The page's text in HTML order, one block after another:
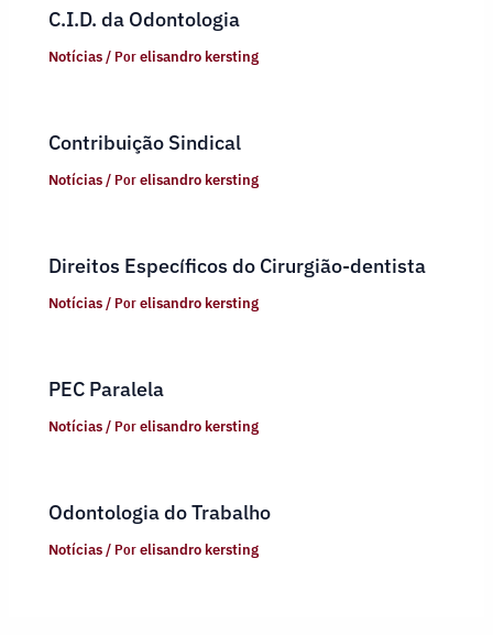
C.I.D. da Odontologia
Notícias/ Porelisandro kersting
Contribuição Sindical
Notícias/ Porelisandro kersting
Direitos Específicos do Cirurgião-dentista
Notícias/ Porelisandro kersting
PEC Paralela
Notícias/ Porelisandro kersting
Odontologia do Trabalho
Notícias/ Porelisandro kersting